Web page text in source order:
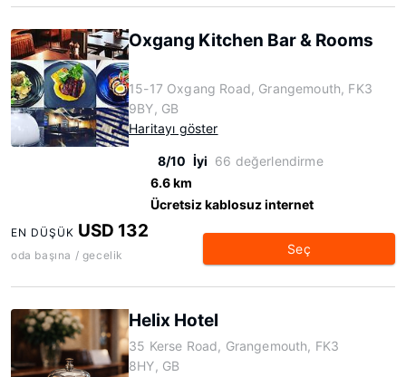
Oxgang Kitchen Bar & Rooms
15-17 Oxgang Road, Grangemouth, FK3
9BY, GB
Haritayı göster
8/10 İyi 66 değerlendirme
6.6 km
Ücretsiz kablosuz internet
EN DÜŞÜK USD 132
oda başına / gecelik Seç
Helix Hotel
35 Kerse Road, Grangemouth, FK3
8HY, GB